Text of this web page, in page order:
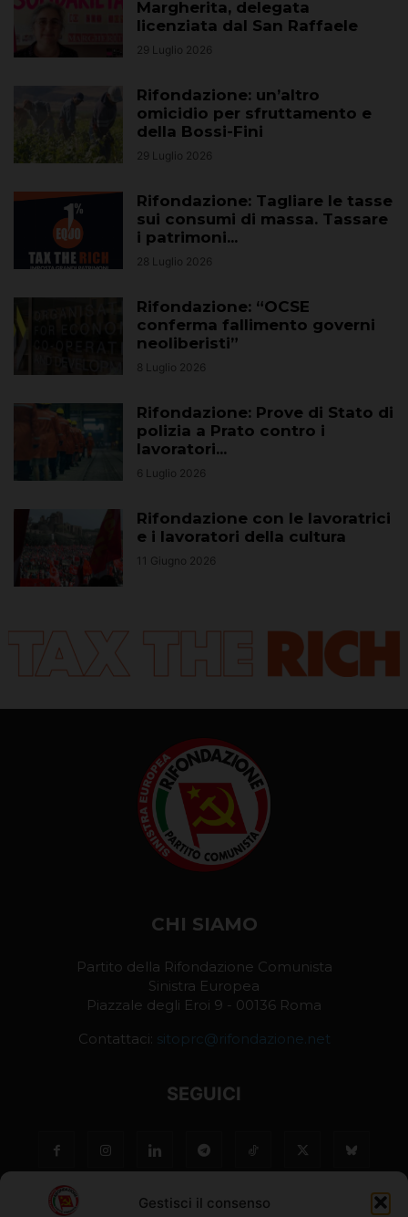
Gestisci il consenso
Margherita, delegata
licenziata dal San Raffaele
29 Luglio 2026
Rifondazione: un’altro
omicidio per sfruttamento e
della Bossi-Fini
29 Luglio 2026
Rifondazione: Tagliare le tasse
sui consumi di massa. Tassare
i patrimoni...
28 Luglio 2026
Rifondazione: “OCSE
conferma fallimento governi
neoliberisti”
8 Luglio 2026
Rifondazione: Prove di Stato di
polizia a Prato contro i
lavoratori...
6 Luglio 2026
Rifondazione con le lavoratrici
e i lavoratori della cultura
11 Giugno 2026
CHI SIAMO
Partito della Rifondazione Comunista
Sinistra Europea
Piazzale degli Eroi 9 - 00136 Roma
Contattaci: sitoprc@rifondazione.net
SEGUICI